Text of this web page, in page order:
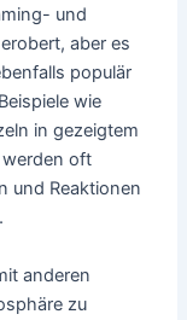
und
aber es
populär
wie
in gezeigtem
werden oft
und Reaktionen
anderen
zu